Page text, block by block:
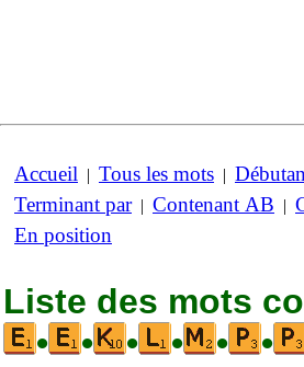
Accueil | Tous les mots |
Terminant par| Contenant AB |
En position
Liste des mots
•
• • • • •